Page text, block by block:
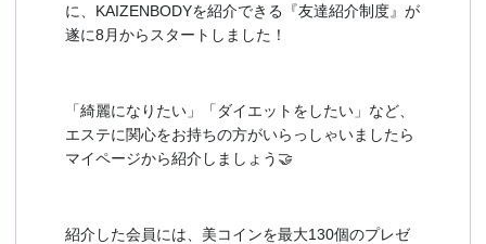
に、KAIZENBODYを紹介できる『友達紹介制度』が
遂に8月からスタートしました！
「綺麗になりたい」「ダイエットをしたい」など、
エステに関心をお持ちの方がいらっしゃいましたら
マイページから紹介しましょう🤝
紹介した会員には、美コインを最大130個のプレゼ